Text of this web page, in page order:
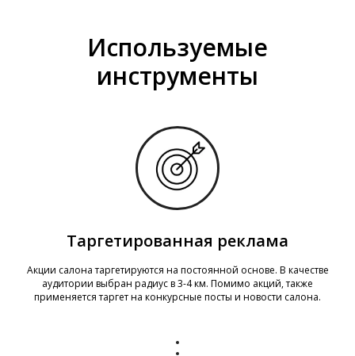
Используемые
инструменты
Таргетированная реклама
Акции салона таргетируются на постоянной основе. В качестве
аудитории выбран радиус в 3-4 км. Помимо акций, также
применяется таргет на конкурсные посты и новости салона.